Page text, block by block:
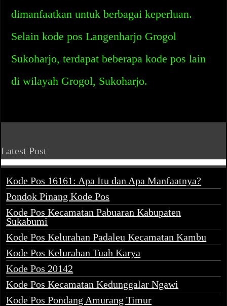
dimanfaatkan untuk berbagai keperluan.
Selain kode pos Langenharjo Grogol
Sukoharjo, terdapat beberapa kode pos lain
di wilayah Grogol, Sukoharjo.
Latest Post
Kode Pos 16161: Apa Itu dan Apa Manfaatnya?
Pondok Pinang Kode Pos
Kode Pos Kecamatan Pabuaran Kabupaten
Sukabumi
Kode Pos Kelurahan Padaleu Kecamatan Kambu
Kode Pos Kelurahan Tuah Karya
Kode Pos 20142
Kode Pos Kecamatan Kedunggalar Ngawi
Kode Pos Pondang Amurang Timur